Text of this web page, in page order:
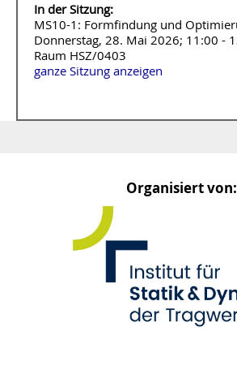
Organisiert von:
In der Sitzung:
MS10-1: Formfindung und
Donnerstag, 28. Mai 2026; 11:00 -
Raum HSZ/0403
ganze Sitzung anzeigen